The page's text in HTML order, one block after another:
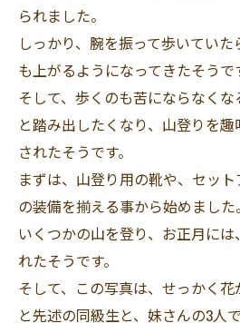
られました。
しっかり、腕を振って歩いてい
も上がるようになってきたそうで
そして、歩くのも苦にならなく
と踏み出したくなり、山登りを
されたそうです。
まずは、山登り用の靴や、セッ
の装備を揃える事から始めました。
いくつかの山を登り、お正月に
れたそうです。
そして、この写真は、せっかく花
と先述の同級生と、妹さんの3人